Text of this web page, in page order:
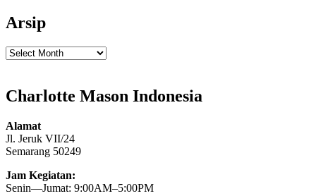
Arsip
Arsip
Charlotte Mason Indonesia
Alamat
Jl. Jeruk VII/24
Semarang 50249
Jam Kegiatan:
Senin—Jumat: 9:00AM–5:00PM